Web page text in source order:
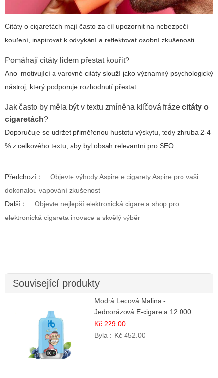
Citáty o cigaretách mají často za cíl upozornit na nebezpečí
kouření, inspirovat k odvykání a reflektovat osobní zkušenosti.
Pomáhají citáty lidem přestat kouřit?
Ano, motivující a varovné citáty slouží jako významný psychologický
nástroj, který podporuje rozhodnutí přestat.
Jak často by měla být v textu zmíněna klíčová fráze citáty o
cigaretách?
Doporučuje se udržet přiměřenou hustotu výskytu, tedy zhruba 2-4
% z celkového textu, aby byl obsah relevantní pro SEO.
Předchozí：
Objevte výhody Aspire e cigarety Aspire pro vaši
dokonalou vapování zkušenost
Další：
Objevte nejlepší elektronická cigareta shop pro
elektronická cigareta inovace a skvělý výběr
Související produkty
Modrá Ledová Malina -
Jednorázová E-cigareta 12 000
šluků | Osvěžující Bobulová Příchuť
Kč 229.00
Byla： Kč 452.00